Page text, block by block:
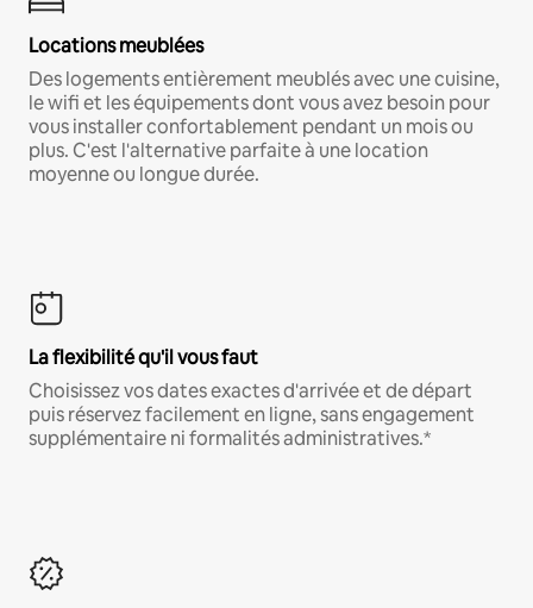
Locations meublées
Des logements entièrement meublés avec une cuisine,
le wifi et les équipements dont vous avez besoin pour
vous installer confortablement pendant un mois ou
plus. C'est l'alternative parfaite à une location
moyenne ou longue durée.
La flexibilité qu'il vous faut
Choisissez vos dates exactes d'arrivée et de départ
puis réservez facilement en ligne, sans engagement
supplémentaire ni formalités administratives.*